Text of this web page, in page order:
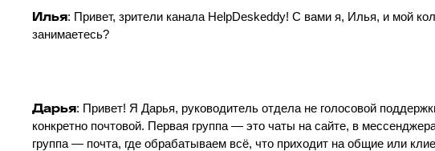
Илья: Привет, зрители канала HelpDeskeddy! С вами я, Илья, и мой
занимаетесь?
Дарья: Привет! Я Дарья, руководитель отдела не голосовой
конкретно почтовой. Первая группа — это чаты на сайте, в
группа — почта, где обрабатываем всё, что приходит на общие или